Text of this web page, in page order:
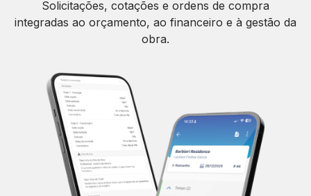
Solicitações, cotações e ordens de compra
integradas ao orçamento, ao financeiro e à gestão da
obra.